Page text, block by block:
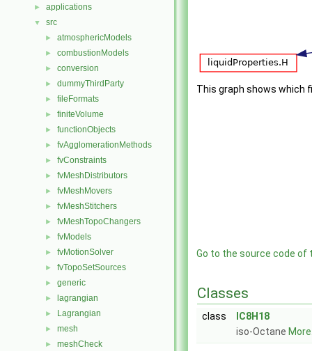
► applications
▼ src
► atmosphericModels
► combustionModels
► conversion
► dummyThirdParty
► fileFormats
► finiteVolume
► functionObjects
► fvAgglomerationMethods
► fvConstraints
► fvMeshDistributors
► fvMeshMovers
► fvMeshStitchers
► fvMeshTopoChangers
► fvModels
► fvMotionSolver
► fvTopoSetSources
► generic
► lagrangian
► Lagrangian
► mesh
► meshCheck
This graph shows which
Go to the source code of
Classes
class
IC8H18
iso-Octane